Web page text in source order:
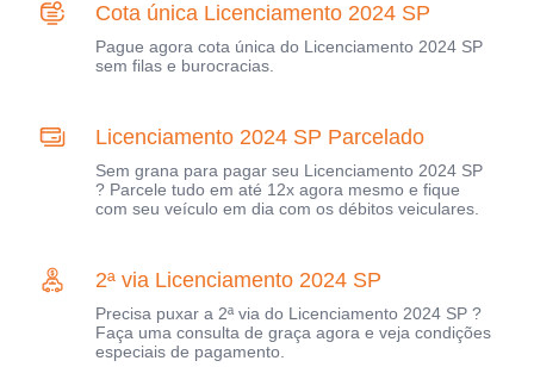
Cota única Licenciamento 2024 SP
Pague agora cota única do Licenciamento 2024 SP
sem filas e burocracias.
Licenciamento 2024 SP Parcelado
Sem grana para pagar seu Licenciamento 2024 SP
? Parcele tudo em até 12x agora mesmo e fique
com seu veículo em dia com os débitos veiculares.
2ª via Licenciamento 2024 SP
Precisa puxar a 2ª via do Licenciamento 2024 SP ?
Faça uma consulta de graça agora e veja condições
especiais de pagamento.